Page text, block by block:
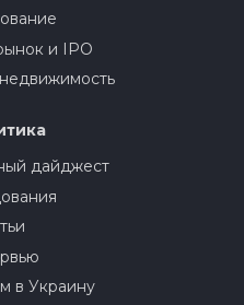
и IPO
дайджест
в Украину